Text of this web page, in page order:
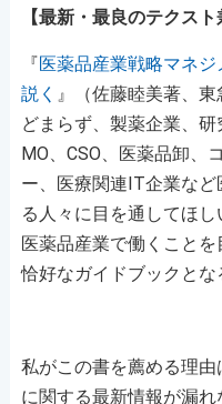
【最新・最良のテクスト
『医薬品産業戦略マネ
説く 』（佐藤睦美著、
どまらず、製薬企業、
MO、CSO、医薬品卸、
ー、医療関連IT企業な
る人々に目を通してほ
医薬品産業で働くことを
恰好なガイドブックとな
私がこの書を薦める理
に関する最新情報が漏